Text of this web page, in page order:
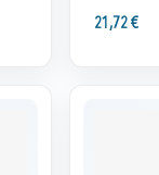
21,72 €